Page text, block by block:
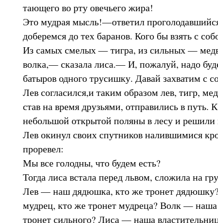
тающего во рту овечьего жира!
Это мудрая мысль!—ответил
доберемся до тех баранов. Кого бы взять с
Из самых смелых — тигра, из сильных —
волка,— сказала лиса.— И, пожалуй, надо
батыров одного трусишку. Давай захватим с
Лев согласился,и таким образом лев, тигр,
став на время друзьями, отправились в путь.
небольшой открытой поляны в лесу и решили
Лев окинул своих спутников налившимися
проревел:
Мы все голодны, что будем есть?
Тогда лиса встала перед львом, сложила на
Лев — наш дядюшка, кто же тронет
мудрец, кто же тронет мудреца? Волк —
тронет сильного? Лиса — наша